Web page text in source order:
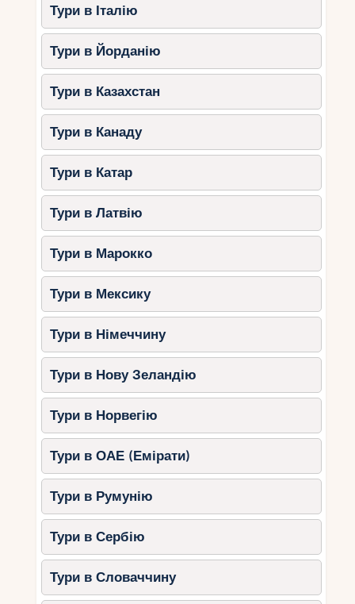
Тури в Італію
Тури в Йорданію
Тури в Казахстан
Тури в Канаду
Тури в Катар
Тури в Латвію
Тури в Марокко
Тури в Мексику
Тури в Німеччину
Тури в Нову Зеландію
Тури в Норвегію
Тури в ОАЕ (Емірати)
Тури в Румунію
Тури в Сербію
Тури в Словаччину